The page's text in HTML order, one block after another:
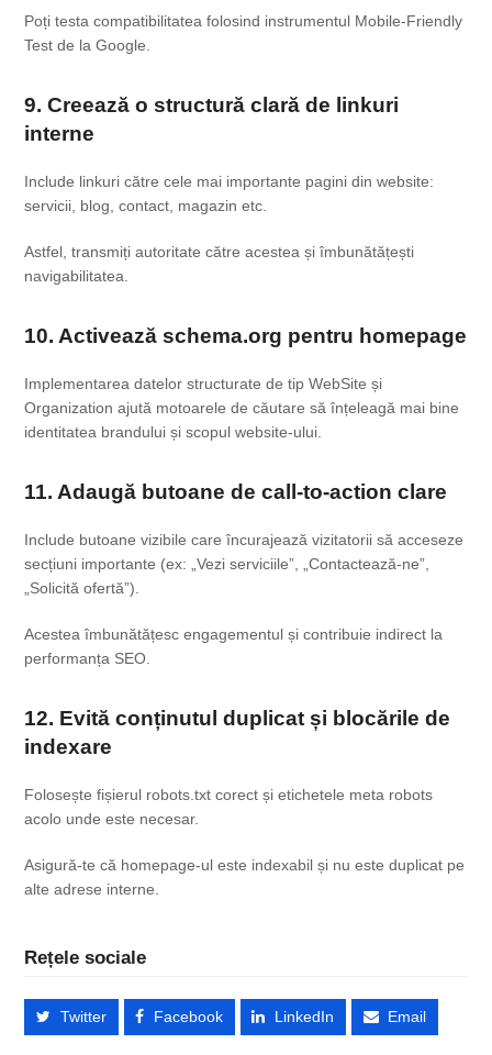
Poți testa compatibilitatea folosind instrumentul Mobile-Friendly
Test de la Google.
9. Creează o structură clară de linkuri
interne
Include linkuri către cele mai importante pagini din website:
servicii, blog, contact, magazin etc.
Astfel, transmiți autoritate către acestea și îmbunătățești
navigabilitatea.
10. Activează schema.org pentru homepage
Implementarea datelor structurate de tipWebSite și
Organization ajută motoarele de căutare să înțeleagă mai bine
identitatea brandului și scopul website-ului.
11. Adaugă butoane de call-to-action clare
Include butoane vizibile care încurajează vizitatorii să acceseze
secțiuni importante (ex: „Vezi serviciile”, „Contactează-ne”,
„Solicită ofertă”).
Acestea îmbunătățesc engagementul și contribuie indirect la
performanța SEO.
12. Evită conținutul duplicat și blocările de
indexare
Folosește fișierul robots.txt corect și etichetele meta robots
acolo unde este necesar.
Asigură-te că homepage-ul este indexabil și nu este duplicat pe
alte adrese interne.
Rețele sociale
Twitter Facebook LinkedIn Email